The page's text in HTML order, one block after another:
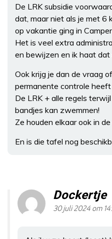
De LRK subsidie
dat, maar niet als je met 6
op vakantie ging in
Het is veel extra
en bewijzen en ik haat dat
Ook krijg je dan de vraag
permanente controle
De LRK + alle regels
bandjes kan zwemmen!
Ze houden elkaar ook in de
En is die tafel nog
Dockertje
30 juli 2024 om